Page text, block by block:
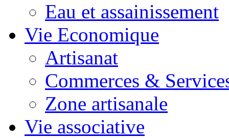
Eau et assainissement
Vie Economique
Artisanat
Commerces &
Zone artisanale
Vie associative